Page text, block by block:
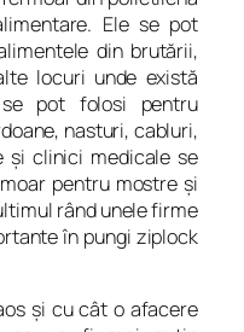
Ele se pot
din brutării,
locuri unde există
se pot folosi pentru
nasturi, cabluri,
şi clinici medicale se
pentru mostre şi
rând unele firme
în pungi ziplock
şi cu cât o afacere